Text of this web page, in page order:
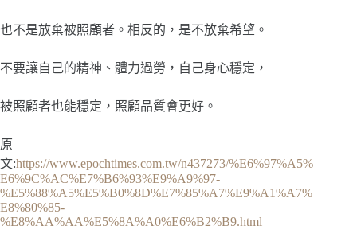
也不是放棄被照顧者。相反的，是不放棄希望。
不要讓自己的精神、體力過勞，自己身心穩定，
被照顧者也能穩定，照顧品質會更好。
原
文:https://www.epochtimes.com.tw/n437273/%E6%97%A5%
E6%9C%AC%E7%B6%93%E9%A9%97-
%E5%88%A5%E5%B0%8D%E7%85%A7%E9%A1%A7%
E8%80%85-
%E8%AA%AA%E5%8A%A0%E6%B2%B9.html